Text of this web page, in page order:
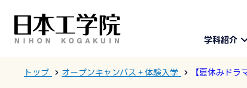
学科紹介
トップ オープンキャンパス＋体験入学 【夏休みド